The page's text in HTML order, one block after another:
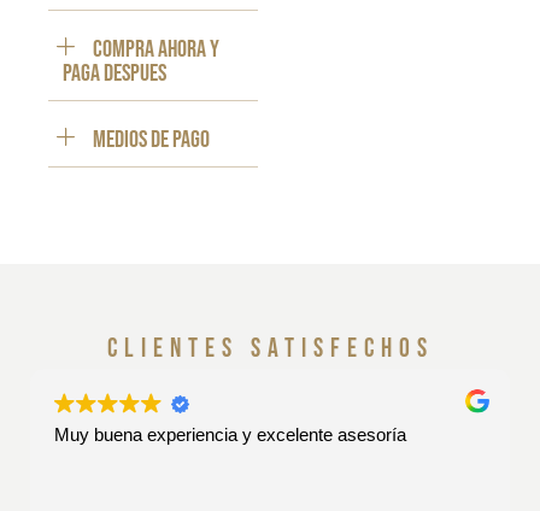
Compra ahora y
paga despues
Medios de pago
clientes satisfechos
Muy buena experiencia y excelente asesoría